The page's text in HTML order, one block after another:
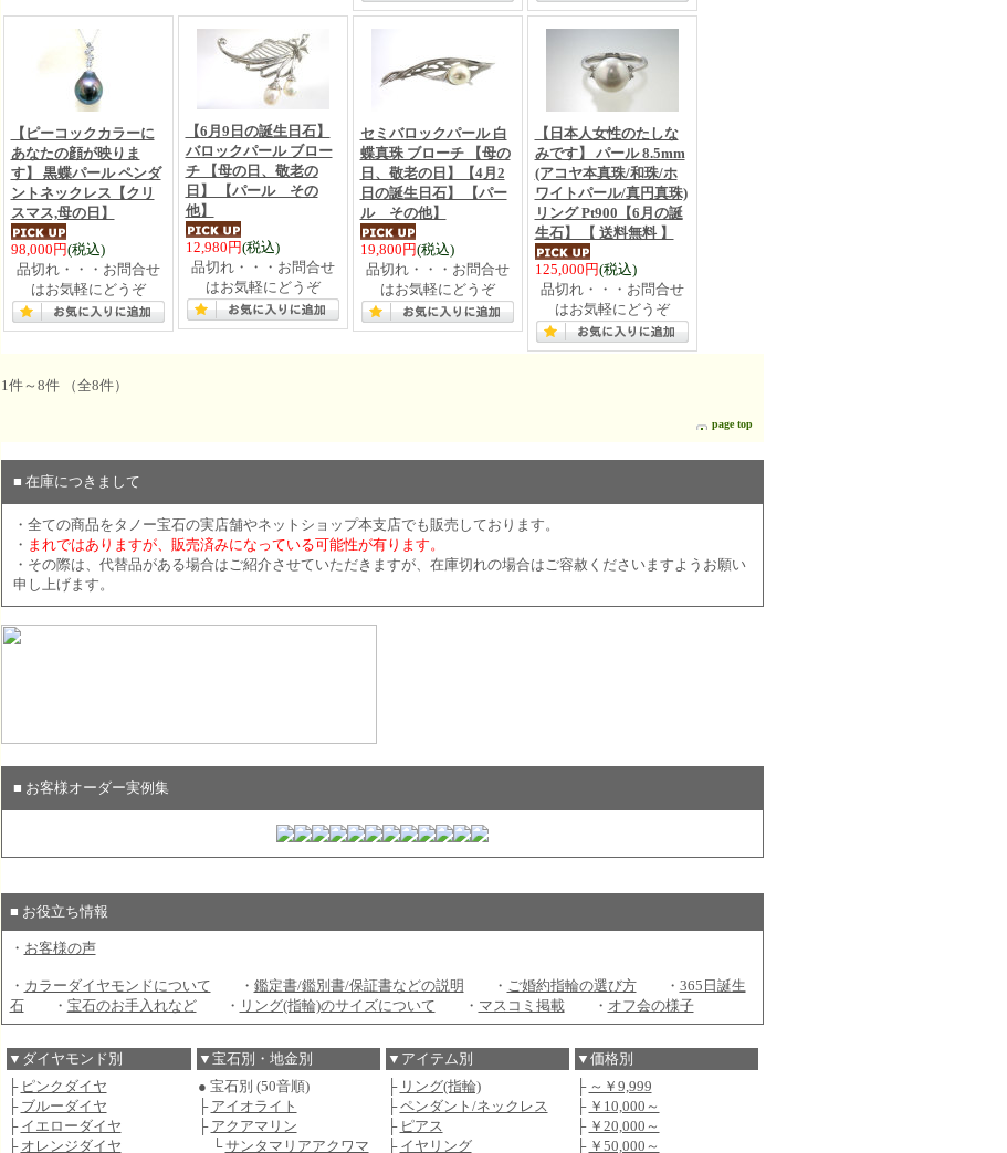
【ピーコックカラーに
あなたの顔が映りま
す】 黒蝶パール ペンダ
ントネックレス【クリ
スマス,母の日】
98,000円(税込)
品切れ・・・お問合せ
はお気軽にどうぞ
【6月9日の誕生日石】
バロックパール ブロー
チ 【母の日、敬老の
日】 【パール その
他】
12,980円(税込)
品切れ・・・お問合せ
はお気軽にどうぞ
セミバロックパール 白
蝶真珠 ブローチ 【母の
日、敬老の日】【4月2
日の誕生日石】 【パー
ル その他】
19,800円(税込)
品切れ・・・お問合せ
はお気軽にどうぞ
【日本人女性のたしな
みです】 パール 8.5mm
(アコヤ本真珠/和珠/ホ
ワイトパール/真円真珠)
リング Pt900【6月の誕
生石】 【 送料無料 】
125,000円(税込)
品切れ・・・お問合せ
はお気軽にどうぞ
1件～8件 （全8件）
page top
■ 在庫につきまして
・全ての商品をタノー宝石の実店舗やネットショップ本支店でも販売しております。
・ まれではありますが、販売済みになっている可能性が有ります。
・その際は、代替品がある場合はご紹介させていただきますが、在庫切れの場合はご容赦くださいますようお願い
申し上げます。
■ お客様オーダー実例集
■ お役立ち情報
・ お客様の声
・ カラーダイヤモンドについて ・ 鑑定書/鑑別書/保証書などの説明 ・ ご婚約指輪の選び方・ 365日誕生
石・ 宝石のお手入れなど・ リング(指輪)のサイズについて ・ マスコミ掲載・ オフ会の様子
▼ダイヤモンド別 ▼宝石別・地金別 ▼アイテム別
▼価格別
├ ピンクダイヤ
├ ブルーダイヤ
├ イエローダイヤ
├ オレンジダイヤ
● 宝石別 (50音順)
├ アイオライト
├ アクアマリン
└サンタマリアアクワマ
├ リング(指輪)
├ペンダント/ネックレス
├ ピアス
├ イヤリング
├ ～￥9,999
├ ￥10,000～
├ ￥20,000～
├ ￥50,000～